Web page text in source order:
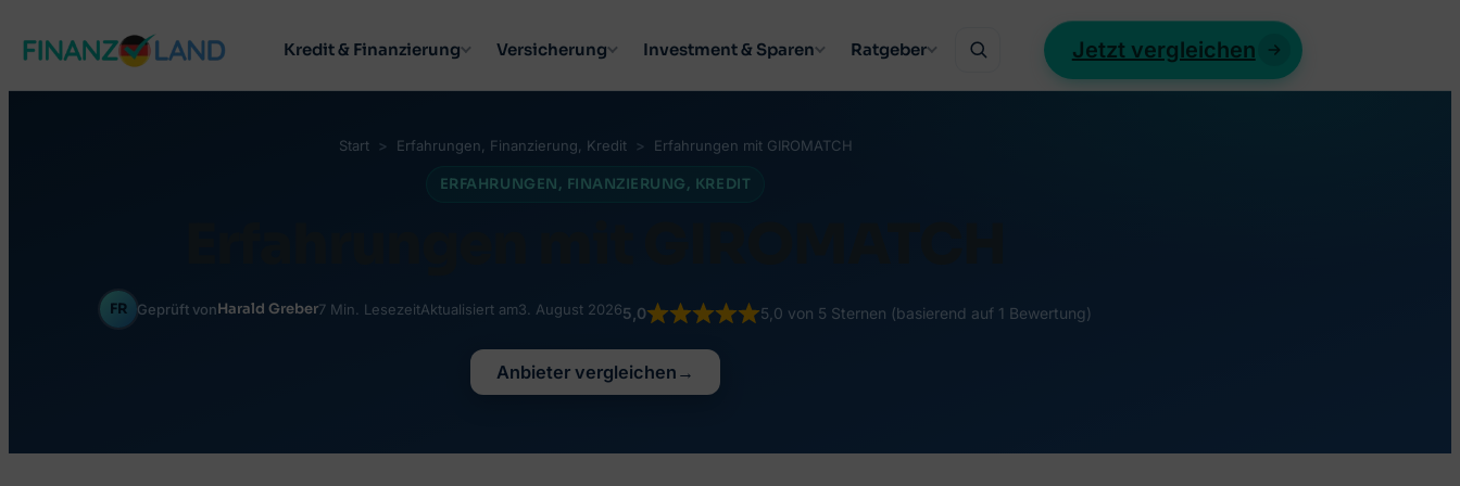
Inhalt
springen
Kredit & Finanzierung Versicherung Investment & Sparen Ratgeber Jetzt vergleichen
Start Erfahrungen, Finanzierung, Kredit Erfahrungen mit GIROMATCH
ERFAHRUNGEN, FINANZIERUNG, KREDIT
FR Geprüft vonHarald Greber7 Min. LesezeitAktualisiert am3. August 20265,0 5,0 von 5 Sternen (basierend auf 1 Bewertung)
Anbieter vergleichen →